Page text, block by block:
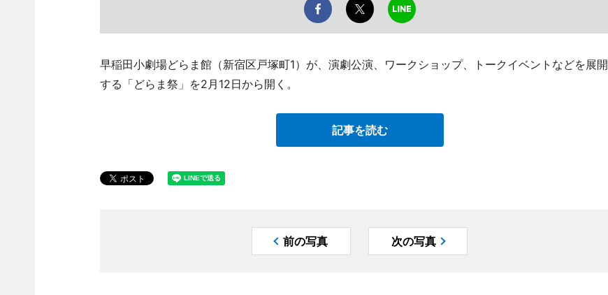
早稲田小劇場どらま館（新宿区戸塚町1）が、演劇公演、ワークショップ、トークイベントなどを展開
する「どらま祭」を2月12日から開く。
記事を読む
前の写真 次の写真